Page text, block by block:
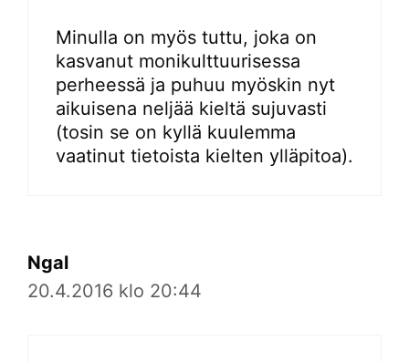
Minulla on myös tuttu, joka on
kasvanut monikulttuurisessa
perheessä ja puhuu myöskin nyt
aikuisena neljää kieltä sujuvasti
(tosin se on kyllä kuulemma
vaatinut tietoista kielten ylläpitoa).
Ngal
20.4.2016 klo 20:44